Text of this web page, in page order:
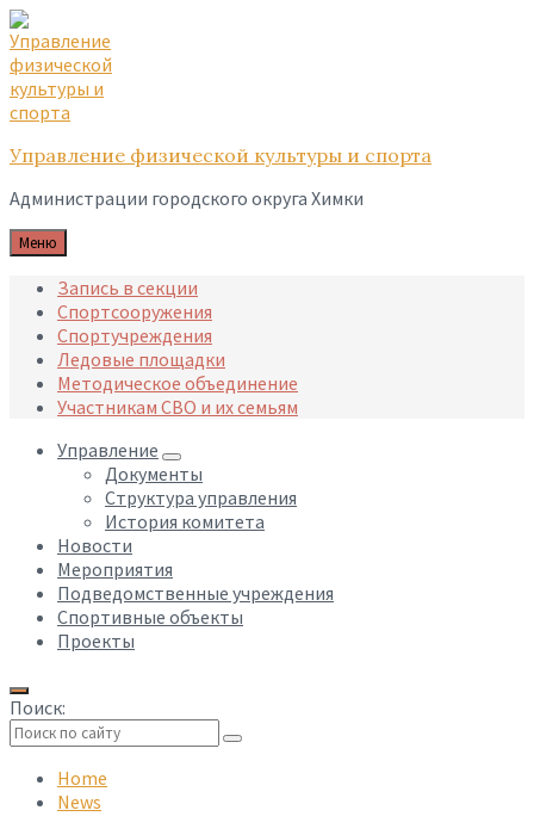
Skip
to
content
Skip
to
main
navigation
Skip
to
footer
Управление физической культуры и спорта
Администрации городского округа Химки
Меню
Запись в секции
Спортсооружения
Спортучреждения
Ледовые площадки
Методическое объединение
Участникам СВО и их семьям
Управление
Документы
Структура управления
История комитета
Новости
Мероприятия
Подведомственные учреждения
Спортивные объекты
Проекты
Поиск:
search
Home
News